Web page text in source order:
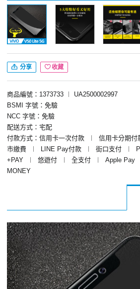
分享 收藏
商品編號：1373733 ︱
UA2500002997
BSMI 字號：免驗
NCC 字號：免驗
配送方式：宅配
付款方式：信用卡一次付款
︱ 信用卡分期付
市繳費
︱ LINE Pay付款 ︱ 街口支付 ︱
+PAY
︱ 悠遊付 ︱ 全支付 ︱ Apple Pay
MONEY